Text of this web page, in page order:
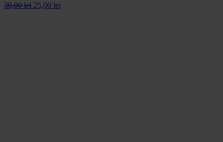
30,00lei 25,00 lei